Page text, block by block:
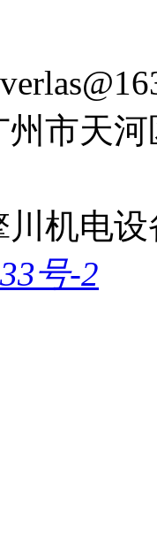
市天
川机电
号-2